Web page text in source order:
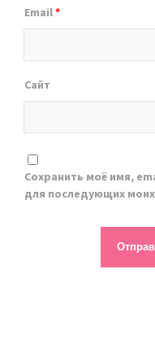
Email*
Сайт
Сохранить моё имя,
для последующих